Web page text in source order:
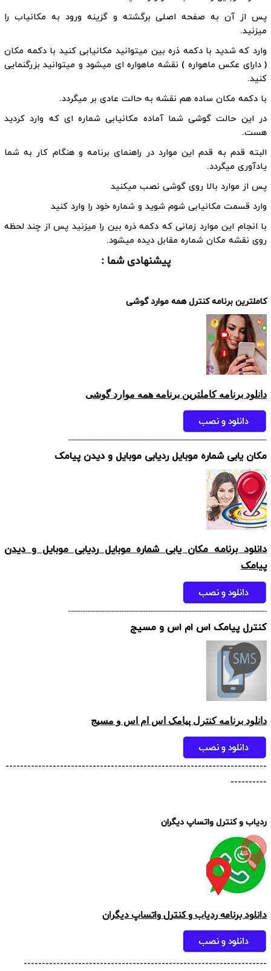
پس از آن به صفحه اصلی برگشته و گزینه ورود به مکانیاب را
میزنید.
وارد که شدید با دکمه ذره بین میتوانید مکانیابی کنید با دکمه مکان
( دارای عکس ماهواره ) نقشه ماهواره ای میشود و میتوانید بزرگنمایی
کنید.
با دکمه مکان ساده هم نقشه به حالت عادی بر میگردد.
در این حالت گوشی شما آماده مکانیابی شماره ای که وارد کردید
هست.
البته قدم به قدم این موارد در راهنمای برنامه و هنگام کار به شما
یادآوری میگردد.
پس از موارد بالا روی گوشی نصب میکنید
وارد قسمت مکانیابی شوم شوید و شماره خود را وارد کنید
با انجام این موارد زمانی که دکمه ذره بین را میزنید پس از چند لحظه
روی نقشه مکان شماره مقابل دیده میشود.
پیشنهادی شما :
کاملترین برنامه کنترل همه موارد گوشی
دانلود برنامه کاملترین برنامه همه موارد گوشی
----------------------------------------------------------------------------------
مکان یابی شماره موبایل ردیابی موبایل و دیدن پیامک
دانلود برنامه مکان یابی شماره موبایل ردیابی موبایل و دیدن
پیامک
----------------------------------------------------------------------------------
کنترل پیامک اس ام اس و مسیج
دانلود برنامه کنترل پیامک اس ام اس و مسیج
------------------------------------------------------------------------
----------
ردیاب و کنترل واتساپ دیگران
دانلود برنامه ردیاب و کنترل واتساپ دیگران
-------------------------------------------------------------------